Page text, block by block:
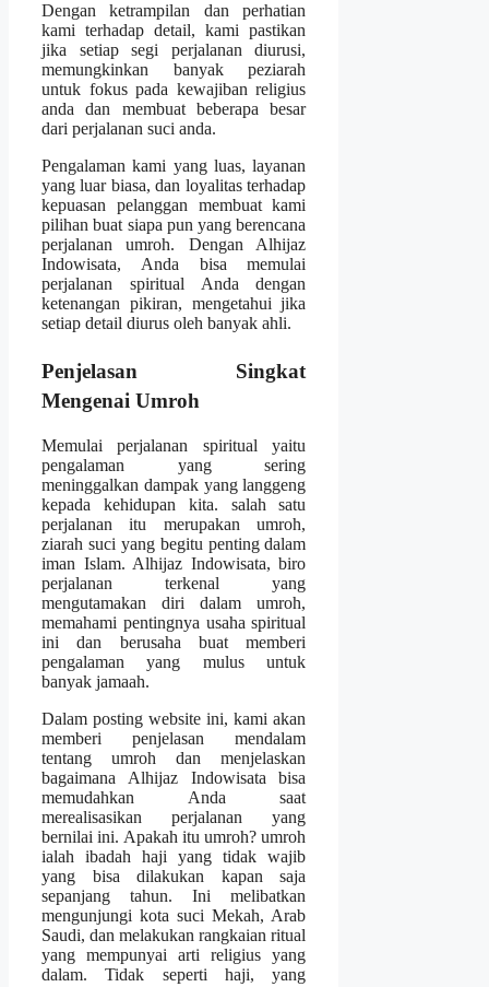
Dengan ketrampilan dan perhatian
kami terhadap detail, kami pastikan
jika setiap segi perjalanan diurusi,
memungkinkan banyak peziarah
untuk fokus pada kewajiban religius
anda dan membuat beberapa besar
dari perjalanan suci anda.
Pengalaman kami yang luas, layanan
yang luar biasa, dan loyalitas terhadap
kepuasan pelanggan membuat kami
pilihan buat siapa pun yang berencana
perjalanan umroh. Dengan Alhijaz
Indowisata, Anda bisa memulai
perjalanan spiritual Anda dengan
ketenangan pikiran, mengetahui jika
setiap detail diurus oleh banyak ahli.
Penjelasan Singkat
Mengenai Umroh
Memulai perjalanan spiritual yaitu
pengalaman yang sering
meninggalkan dampak yang langgeng
kepada kehidupan kita. salah satu
perjalanan itu merupakan umroh,
ziarah suci yang begitu penting dalam
iman Islam. Alhijaz Indowisata, biro
perjalanan terkenal yang
mengutamakan diri dalam umroh,
memahami pentingnya usaha spiritual
ini dan berusaha buat memberi
pengalaman yang mulus untuk
banyak jamaah.
Dalam posting website ini, kami akan
memberi penjelasan mendalam
tentang umroh dan menjelaskan
bagaimana Alhijaz Indowisata bisa
memudahkan Anda saat
merealisasikan perjalanan yang
bernilai ini. Apakah itu umroh? umroh
ialah ibadah haji yang tidak wajib
yang bisa dilakukan kapan saja
sepanjang tahun. Ini melibatkan
mengunjungi kota suci Mekah, Arab
Saudi, dan melakukan rangkaian ritual
yang mempunyai arti religius yang
dalam. Tidak seperti haji, yang